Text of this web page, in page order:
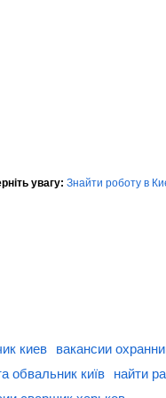
увагу: Знайти роботу в
киев вакансии
обвальник київ найти